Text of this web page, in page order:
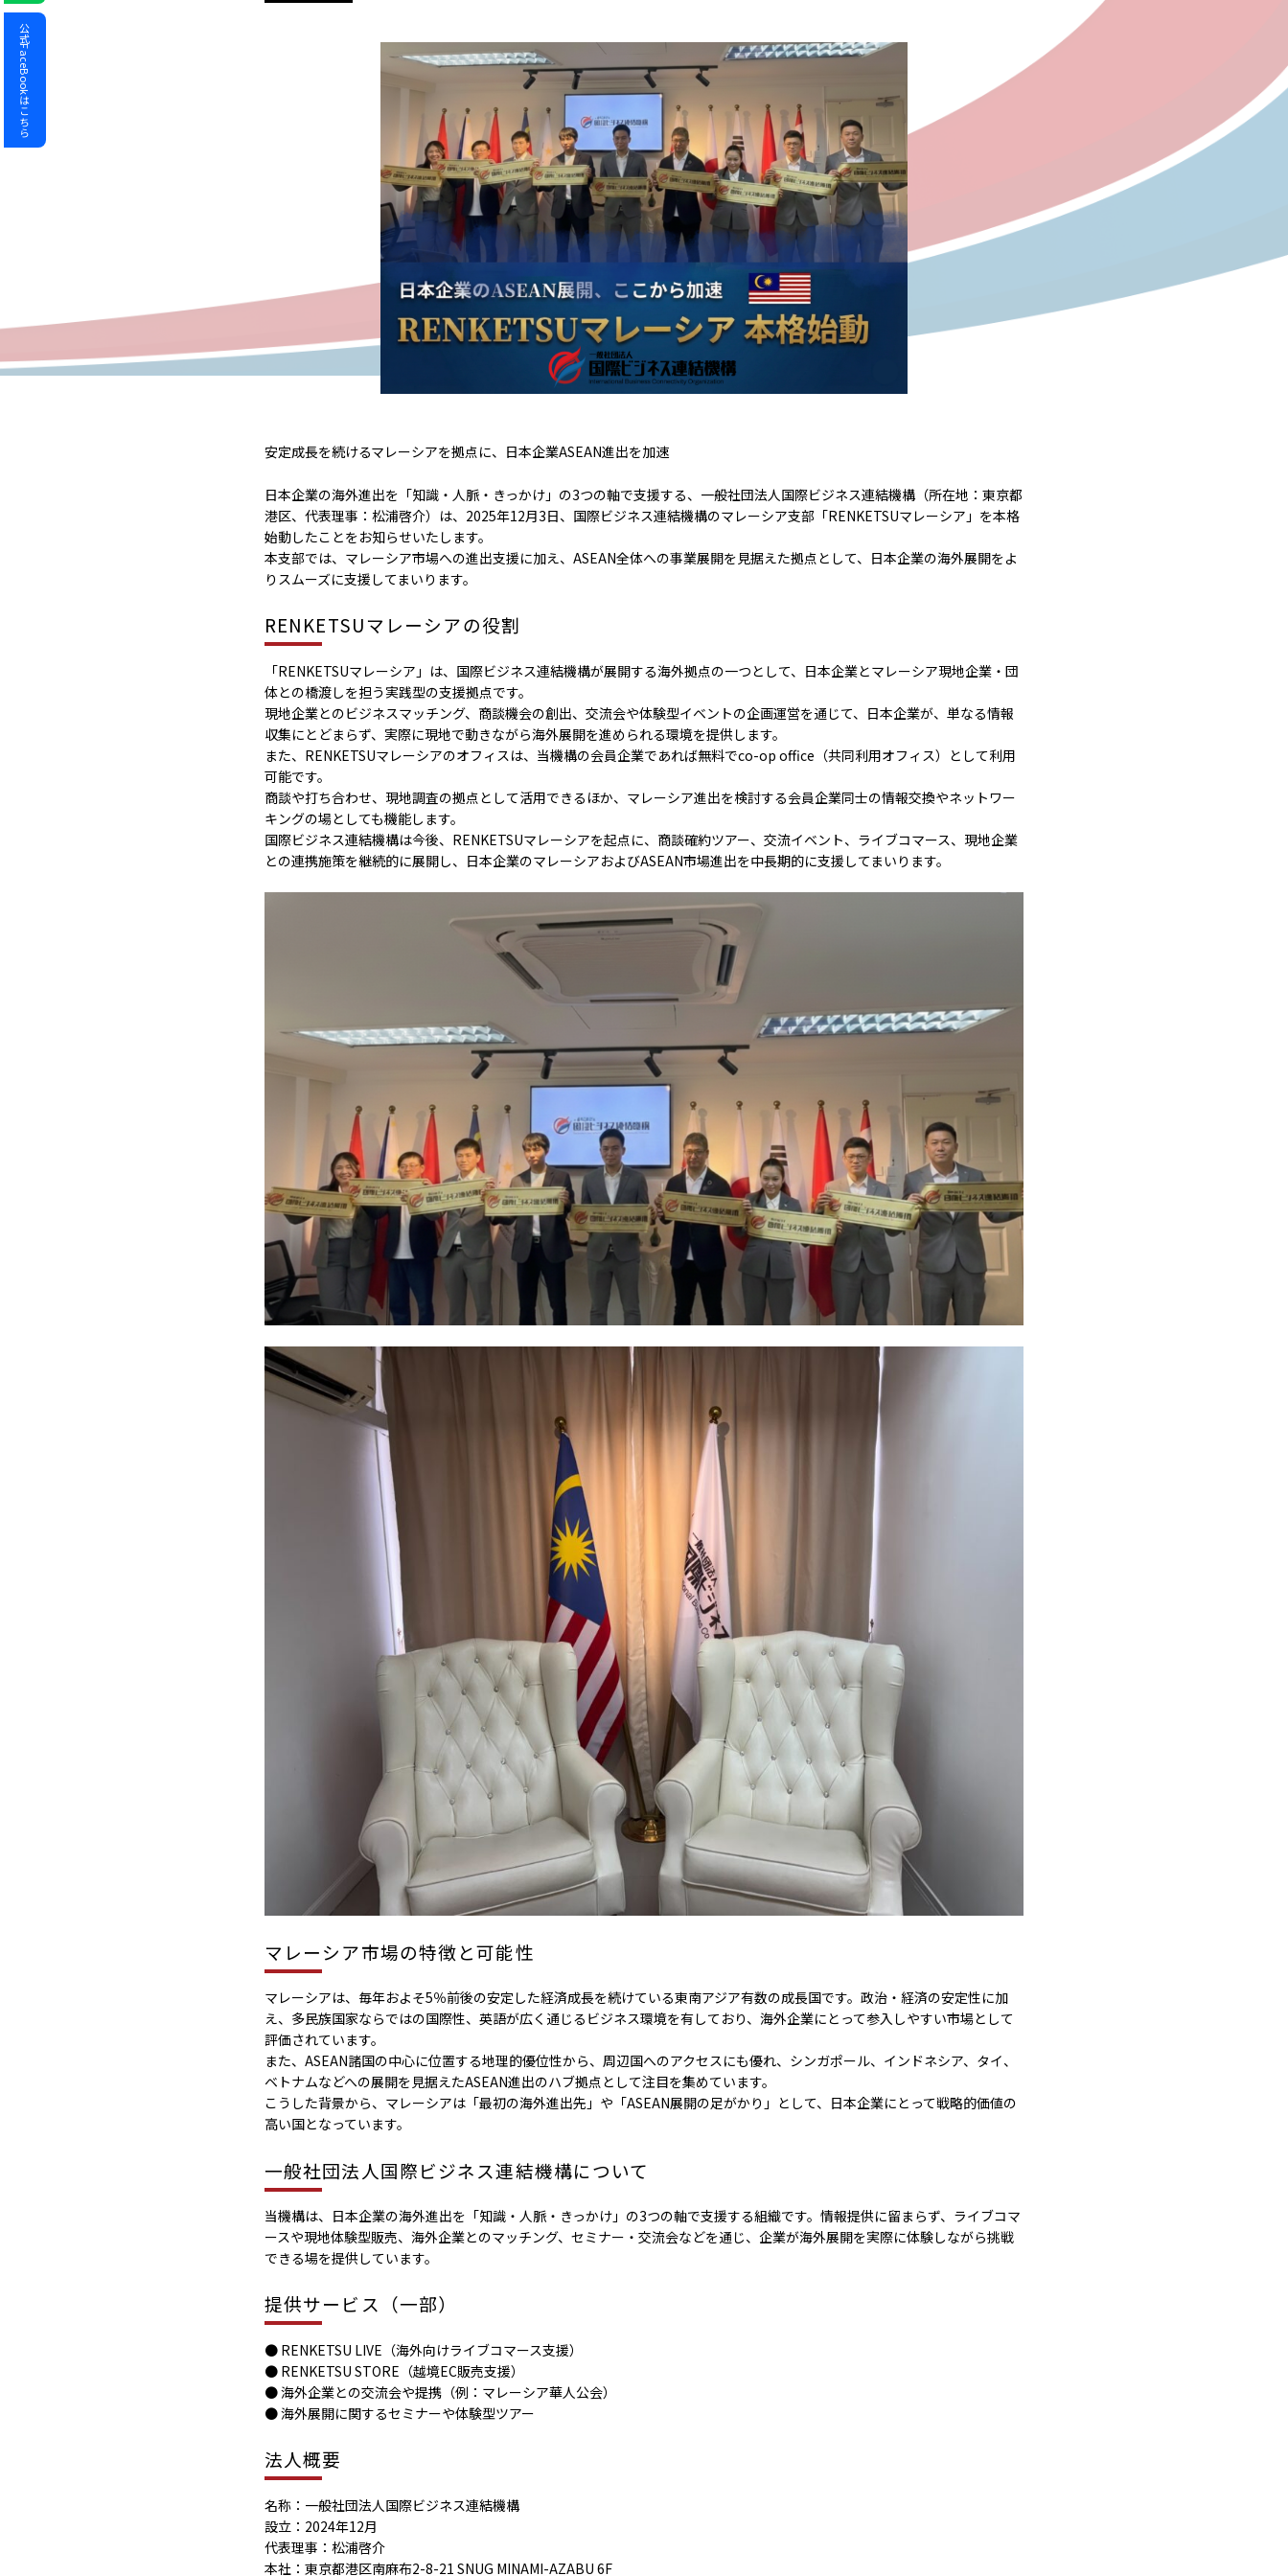
公式FaceBookはこちら
安定成長を続けるマレーシアを拠点に、日本企業ASEAN進出を加速
日本企業の海外進出を「知識・人脈・きっかけ」の3つの軸で支援する、一般社団法人国際ビジネス連結機構（所在地：東京都
港区、代表理事：松浦啓介）は、2025年12月3日、国際ビジネス連結機構のマレーシア支部「RENKETSUマレーシア」を本格
始動したことをお知らせいたします。
本支部では、マレーシア市場への進出支援に加え、ASEAN全体への事業展開を見据えた拠点として、日本企業の海外展開をよ
りスムーズに支援してまいります。
RENKETSUマレーシアの役割
「RENKETSUマレーシア」は、国際ビジネス連結機構が展開する海外拠点の一つとして、日本企業とマレーシア現地企業・団
体との橋渡しを担う実践型の支援拠点です。
現地企業とのビジネスマッチング、商談機会の創出、交流会や体験型イベントの企画運営を通じて、日本企業が、単なる情報
収集にとどまらず、実際に現地で動きながら海外展開を進められる環境を提供します。
また、RENKETSUマレーシアのオフィスは、当機構の会員企業であれば無料でco-op office（共同利用オフィス）として利用
可能です。
商談や打ち合わせ、現地調査の拠点として活用できるほか、マレーシア進出を検討する会員企業同士の情報交換やネットワー
キングの場としても機能します。
国際ビジネス連結機構は今後、RENKETSUマレーシアを起点に、商談確約ツアー、交流イベント、ライブコマース、現地企業
との連携施策を継続的に展開し、日本企業のマレーシアおよびASEAN市場進出を中長期的に支援してまいります。
マレーシア市場の特徴と可能性
マレーシアは、毎年およそ5％前後の安定した経済成長を続けている東南アジア有数の成長国です。政治・経済の安定性に加
え、多民族国家ならではの国際性、英語が広く通じるビジネス環境を有しており、海外企業にとって参入しやすい市場として
評価されています。
また、ASEAN諸国の中心に位置する地理的優位性から、周辺国へのアクセスにも優れ、シンガポール、インドネシア、タイ、
ベトナムなどへの展開を見据えたASEAN進出のハブ拠点として注目を集めています。
こうした背景から、マレーシアは「最初の海外進出先」や「ASEAN展開の足がかり」として、日本企業にとって戦略的価値の
高い国となっています。
一般社団法人国際ビジネス連結機構について
当機構は、日本企業の海外進出を「知識・人脈・きっかけ」の3つの軸で支援する組織です。情報提供に留まらず、ライブコマ
ースや現地体験型販売、海外企業とのマッチング、セミナー・交流会などを通じ、企業が海外展開を実際に体験しながら挑戦
できる場を提供しています。
提供サービス（一部）
● RENKETSU LIVE（海外向けライブコマース支援）
● RENKETSU STORE（越境EC販売支援）
● 海外企業との交流会や提携（例：マレーシア華人公会）
● 海外展開に関するセミナーや体験型ツアー
法人概要
名称：一般社団法人国際ビジネス連結機構
設立：2024年12月
代表理事：松浦啓介
本社：東京都港区南麻布2-8-21 SNUG MINAMI-AZABU 6F